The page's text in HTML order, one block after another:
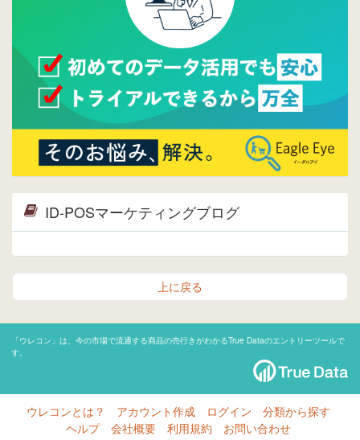
ウレコンサイトリリースしました。
ID-POSマーケティングブログ
上に戻る
「ウレコン」は、今の市場で流通する商品の売行きがわかるTrue Dataのエントリーツールで
す。
ウレコンとは？ アカウント作成 ログイン
分類から探す
ヘルプ
会社概要 利用規約 お問い合わせ